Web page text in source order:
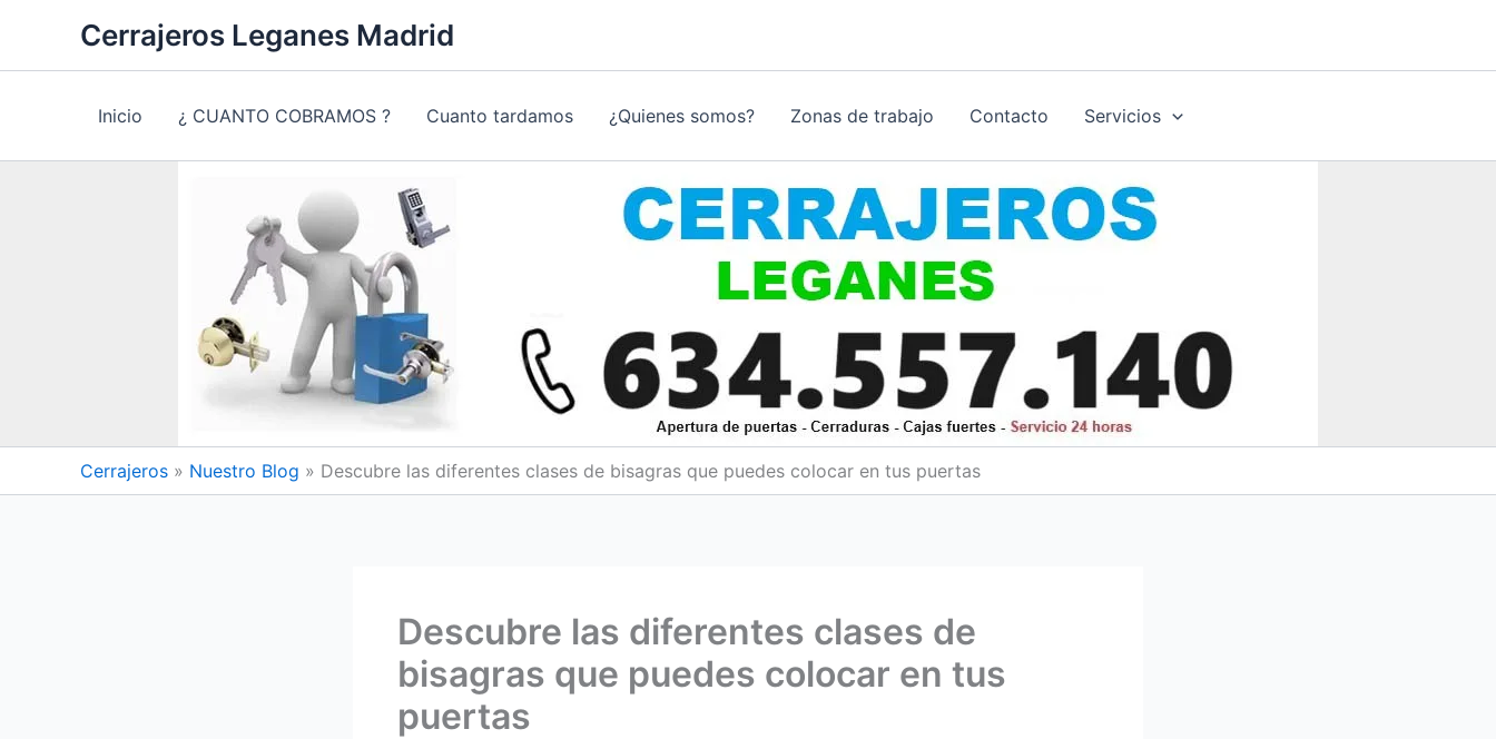
contenido
Cerrajeros Leganes Madrid
Inicio ¿ CUANTO COBRAMOS ? Cuanto tardamos ¿Quienes somos? Zonas de trabajo Contacto Servicios
Cerrajeros » Nuestro Blog » Descubre las diferentes clases de bisagras que puedes colocar en tus puertas
Descubre las diferentes clases de
bisagras que puedes colocar en tus
puertas